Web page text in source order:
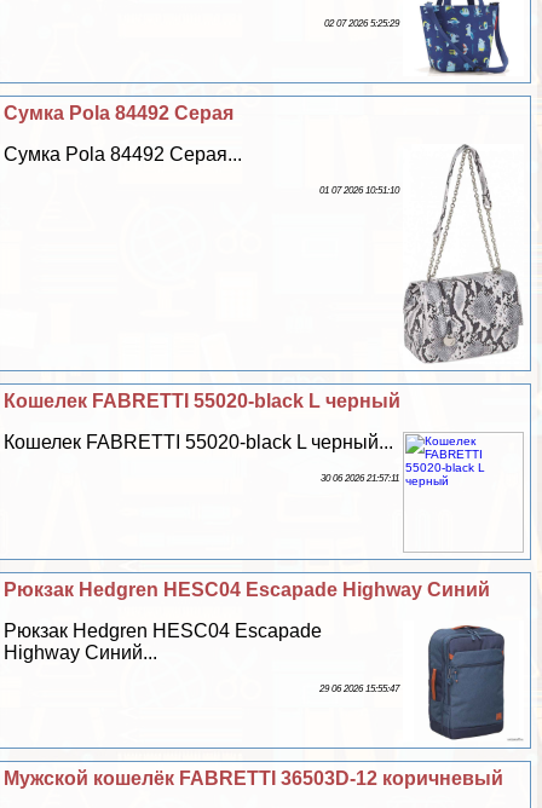
02 07 2026 5:25:29
Сумка Pola 84492 Серая
Сумка Pola 84492 Серая...
01 07 2026 10:51:10
Кошелек FABRETTI 55020-black L черный
Кошелек FABRETTI 55020-black L черный...
30 06 2026 21:57:11
Рюкзак Hedgren HESC04 Escapade Highway Синий
Рюкзак Hedgren HESC04 Escapade
Highway Синий...
29 06 2026 15:55:47
Мужской кошелёк FABRETTI 36503D-12 коричневый